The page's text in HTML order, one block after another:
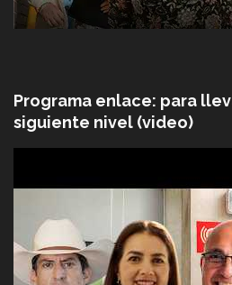
Programa enlace: para
siguiente nivel (video)